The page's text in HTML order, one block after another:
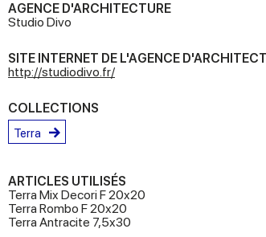
AGENCE D'ARCHITECTURE
Studio Divo
SITE INTERNET DE L'AGENCE
http://studiodivo.fr/
COLLECTIONS
Terra
ARTICLES UTILISÉS
Terra Mix Decori F 20x20
Terra Rombo F 20x20
Terra Antracite 7,5x30